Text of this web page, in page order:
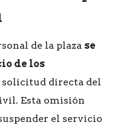
de la plaza se
de los
solicitud directa del
Esta omisión
el servicio